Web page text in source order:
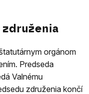
orgánom
Predseda
Valnému
združenia končí